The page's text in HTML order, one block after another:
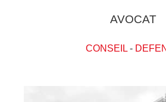
AVOCAT
CONSEIL-